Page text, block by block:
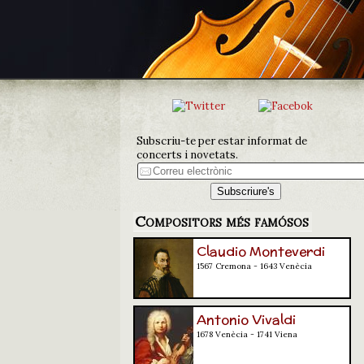
Subscriu-te per estar informat de
concerts i novetats.
Compositors més famósos
Claudio Monteverdi
1567 Cremona - 1643 Venècia
Antonio Vivaldi
1678 Venècia - 1741 Viena